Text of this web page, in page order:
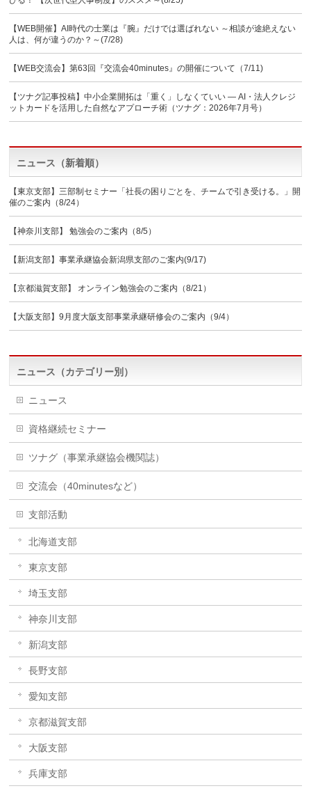
【WEB開催】AI時代の士業は『腕』だけでは選ばれない ～相談が途絶えない
人は、何が違うのか？～(7/28)
【WEB交流会】第63回『交流会40minutes』の開催について（7/11)
【ツナグ記事投稿】中小企業開拓は「重く」しなくていい ― AI・法人クレジ
ットカードを活用した自然なアプローチ術（ツナグ：2026年7月号）
ニュース（新着順）
【東京支部】三部制セミナー「社長の困りごとを、チームで引き受ける。」開
催のご案内（8/24）
【神奈川支部】 勉強会のご案内（8/5）
【新潟支部】事業承継協会新潟県支部のご案内(9/17)
【京都滋賀支部】 オンライン勉強会のご案内（8/21）
【大阪支部】9月度大阪支部事業承継研修会のご案内（9/4）
ニュース（カテゴリー別）
ニュース
資格継続セミナー
ツナグ（事業承継協会機関誌）
交流会（40minutesなど）
支部活動
北海道支部
東京支部
埼玉支部
神奈川支部
新潟支部
長野支部
愛知支部
京都滋賀支部
大阪支部
兵庫支部